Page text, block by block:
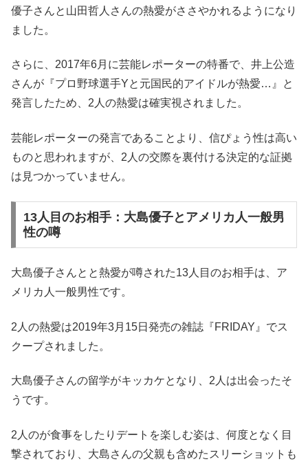
優子さんと山田哲人さんの熱愛がささやかれるようになり
ました。
さらに、2017年6月に芸能レポーターの特番で、井上公造
さんが『プロ野球選手Yと元国民的アイドルが熱愛…』と
発言したため、2人の熱愛は確実視されました。
芸能レポーターの発言であることより、信ぴょう性は高い
ものと思われますが、2人の交際を裏付ける決定的な証拠
は見つかっていません。
13人目のお相手：大島優子とアメリカ人一般男
性の噂
大島優子さんとと熱愛が噂された13人目のお相手は、ア
メリカ人一般男性です。
2人の熱愛は2019年3月15日発売の雑誌『FRIDAY』でス
クープされました。
大島優子さんの留学がキッカケとなり、2人は出会ったそ
うです。
2人のが食事をしたりデートを楽しむ姿は、何度となく目
撃されており、大島さんの父親も含めたスリーショットも